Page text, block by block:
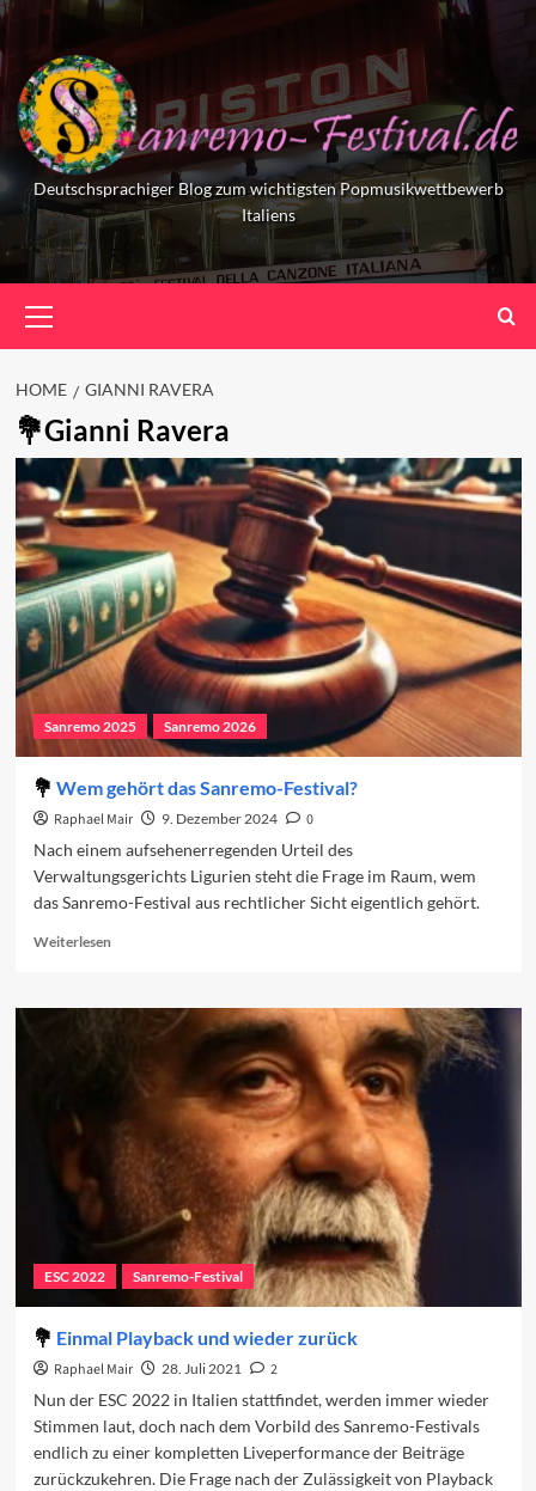
Skip
to
content
Deutschsprachiger Blog zum wichtigsten Popmusikwettbewerb
Italiens
Menu
HOME GIANNI RAVERA
Gianni Ravera
Sanremo 2025 Sanremo 2026
Wem gehört das Sanremo-Festival?
Raphael Mair 9. Dezember 2024
0
Nach einem aufsehenerregenden Urteil des
Verwaltungsgerichts Ligurien steht die Frage im Raum, wem
das Sanremo-Festival aus rechtlicher Sicht eigentlich gehört.
WeiterlesenRead
Wem
Festival?
ESC 2022 Sanremo-Festival
Einmal Playback und wieder zurück
Raphael Mair 28. Juli 2021
2
Nun der ESC 2022 in Italien stattfindet, werden immer wieder
Stimmen laut, doch nach dem Vorbild des Sanremo-Festivals
endlich zu einer kompletten Liveperformance der Beiträge
zurückzukehren. Die Frage nach der Zulässigkeit von Playback